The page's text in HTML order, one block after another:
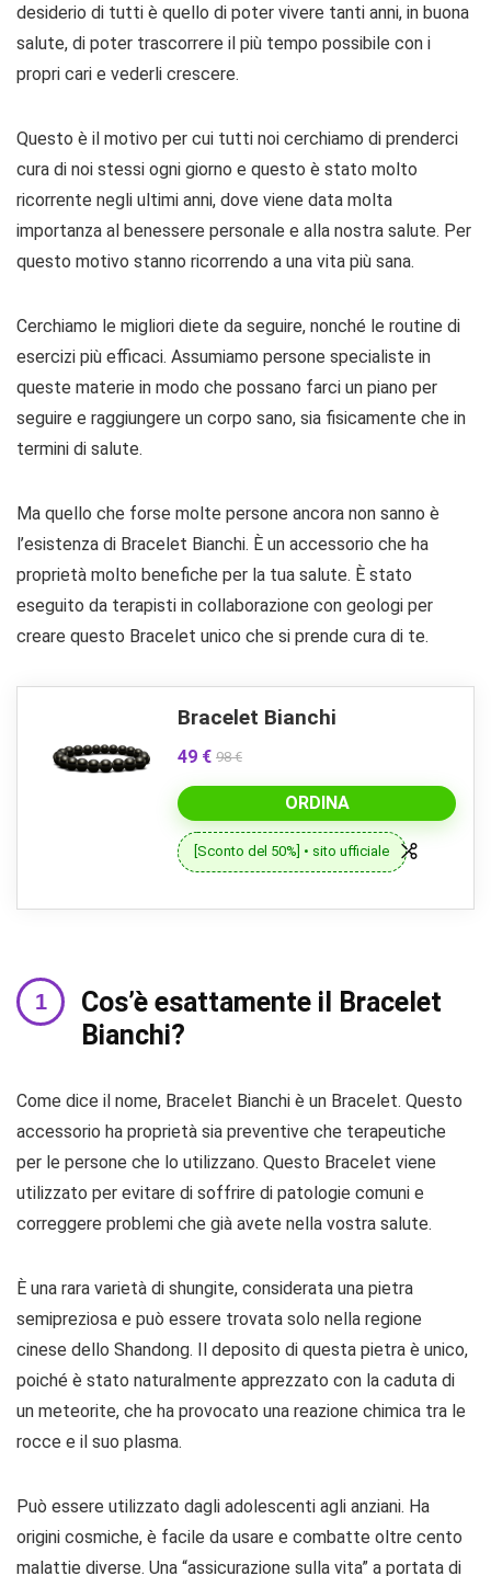
desiderio di tutti è quello di poter vivere tanti anni, in buona
salute, di poter trascorrere il più tempo possibile con i
propri cari e vederli crescere.
Questo è il motivo per cui tutti noi cerchiamo di prenderci
cura di noi stessi ogni giorno e questo è stato molto
ricorrente negli ultimi anni, dove viene data molta
importanza al benessere personale e alla nostra salute. Per
questo motivo stanno ricorrendo a una vita più sana.
Cerchiamo le migliori diete da seguire, nonché le routine di
esercizi più efficaci. Assumiamo persone specialiste in
queste materie in modo che possano farci un piano per
seguire e raggiungere un corpo sano, sia fisicamente che in
termini di salute.
Ma quello che forse molte persone ancora non sanno è
l’esistenza di Bracelet Bianchi. È un accessorio che ha
proprietà molto benefiche per la tua salute. È stato
eseguito da terapisti in collaborazione con geologi per
creare questo Bracelet unico che si prende cura di te.
Bracelet Bianchi
49 € 98 €
ORDINA
[Sconto del 50%] • sito ufficiale
Cos’è esattamente il Bracelet
Bianchi?
Come dice il nome, Bracelet Bianchi è un Bracelet. Questo
accessorio ha proprietà sia preventive che terapeutiche
per le persone che lo utilizzano. Questo Bracelet viene
utilizzato per evitare di soffrire di patologie comuni e
correggere problemi che già avete nella vostra salute.
È una rara varietà di shungite, considerata una pietra
semipreziosa e può essere trovata solo nella regione
cinese dello Shandong. Il deposito di questa pietra è unico,
poiché è stato naturalmente apprezzato con la caduta di
un meteorite, che ha provocato una reazione chimica tra le
rocce e il suo plasma.
Può essere utilizzato dagli adolescenti agli anziani. Ha
origini cosmiche, è facile da usare e combatte oltre cento
malattie diverse. Una “assicurazione sulla vita” a portata di